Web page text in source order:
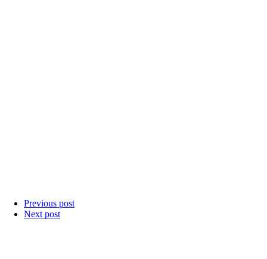
Previous post
Next post